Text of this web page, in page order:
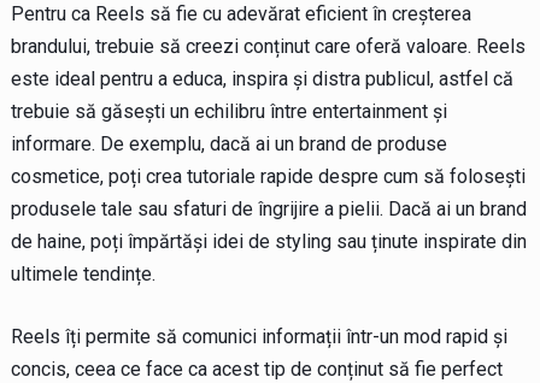
Pentru ca Reels să fie cu adevărat eficient în creșterea
brandului, trebuie să creezi conținut care oferă valoare. Reels
este ideal pentru a educa, inspira și distra publicul, astfel că
trebuie să găsești un echilibru între entertainment și
informare. De exemplu, dacă ai un brand de produse
cosmetice, poți crea tutoriale rapide despre cum să folosești
produsele tale sau sfaturi de îngrijire a pielii. Dacă ai un brand
de haine, poți împărtăși idei de styling sau ținute inspirate din
ultimele tendințe.
Reels îți permite să comunici informații într-un mod rapid și
concis, ceea ce face ca acest tip de conținut să fie perfect